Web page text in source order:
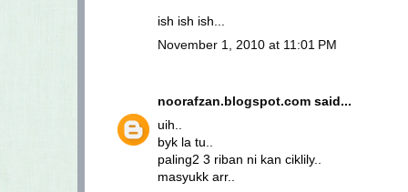
ish ish ish...
November 1, 2010 at 11:01 PM
noorafzan.blogspot.com said...
uih..
byk la tu..
paling2 3 riban ni kan ciklily..
masyukk arr..